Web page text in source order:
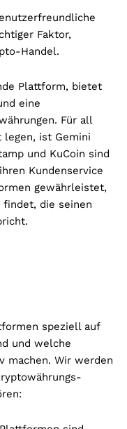
Faktor,
Handel.
Plattform, bietet
eine
Für all
legen, ist Gemini
und KuCoin sind
Kundenservice
gewährleistet,
die seinen
speziell auf
und welche
machen. Wir werden